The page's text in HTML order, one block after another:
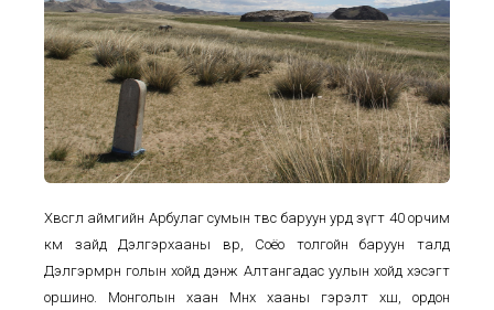
Хөвсгөл аймгийн Арбулаг сумын төвөөс баруун урд зүгт 40 орчим
км зайд Дэлгэрхааны өвөр, Соёо толгойн баруун талд
Дэлгэрмөрөн голын хойд дэнж Алтангадас уулын хойд хэсэгт
оршино. Монголын хаан Мөнх хааны гэрэлт хөшөө, ордон